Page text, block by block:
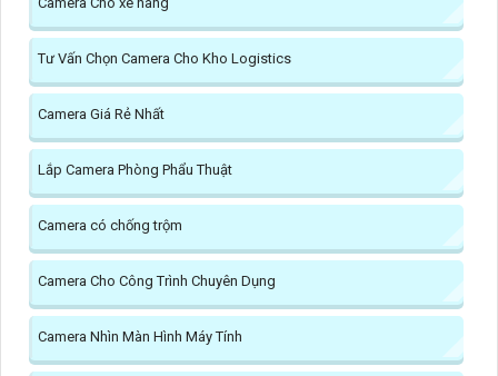
Tư Vấn Chọn Camera Cho Kho Logistics
Camera Giá Rẻ Nhất
Lắp Camera Phòng Phẩu Thuật
Camera có chống trộm
Camera Cho Công Trình Chuyên Dụng
Camera Nhìn Màn Hình Máy Tính